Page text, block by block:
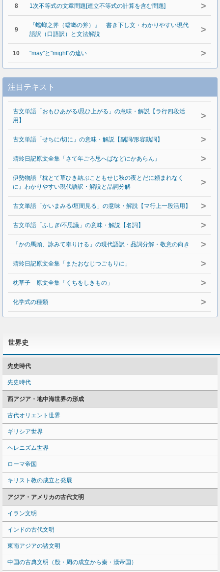
8 1次不等式の文章問題[連立不等式の計算を含む問題] >
9
『蟷螂之斧（蟷螂の斧）』 書き下し文・わかりやすい現代
語訳（口語訳）と文法解説
>
10 "may"と"might"の違い >
注目テキスト
古文単語「おもひあがる/思ひ上がる」の意味・解説【ラ行四段活
用】
>
古文単語「せちに/切に」の意味・解説【副詞/形容動詞】 >
蜻蛉日記原文全集「さて年ごろ思へばなどにかあらん」 >
伊勢物語『枕とて草ひき結ぶこともせじ秋の夜とだに頼まれなく
に』わかりやすい現代語訳・解説と品詞分解
>
古文単語「かいまみる/垣間見る」の意味・解説【マ行上一段活用】 >
古文単語「ふしぎ/不思議」の意味・解説【名詞】 >
「かの馬頭、詠みて奉りける」の現代語訳・品詞分解・敬意の向き >
蜻蛉日記原文全集「またおなじつごもりに」 >
枕草子 原文全集「くちをしきもの」 >
化学式の種類 >
世界史
先史時代
先史時代
西アジア・地中海世界の形成
古代オリエント世界
ギリシア世界
ヘレニズム世界
ローマ帝国
キリスト教の成立と発展
アジア・アメリカの古代文明
イラン文明
インドの古代文明
東南アジアの諸文明
中国の古典文明（殷・周の成立から秦・漢帝国）